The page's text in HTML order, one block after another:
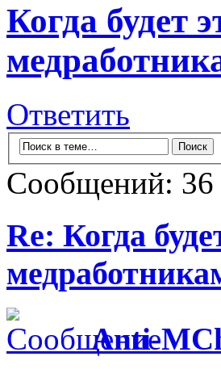
Когда будет
Ответить
Сообщений: 36
Re: Когда
Anti-